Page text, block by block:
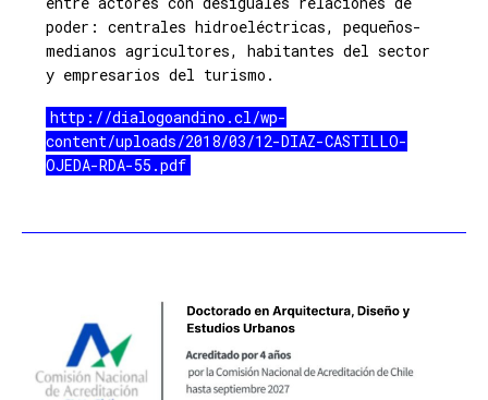
poder: centrales hidroeléctricas, pequeños-
medianos agricultores, habitantes del sector
y empresarios del turismo.
http://dialogoandino.cl/wp-
content/uploads/2018/03/12-DIAZ-CASTILLO-
OJEDA-RDA-55.pdf